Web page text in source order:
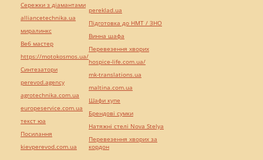
Сережки з діамантами
alliancetechnika.ua
миралинкс
Веб мастер
https://motokosmos.ua/
Синтезатори
perevod.agency
agrotechnika.com.ua
europeservice.com.ua
текст юа
Посилання
kievperevod.com.ua
pereklad.ua
Підготовка до НМТ / ЗНО
Винна шафа
Перевезення хворих
hospice-life.com.ua/
mk-translations.ua
maltina.com.ua
Шафи купе
Брендові сумки
Натяжні стелі Nova Stelya
Перевезення хворих за
кордон